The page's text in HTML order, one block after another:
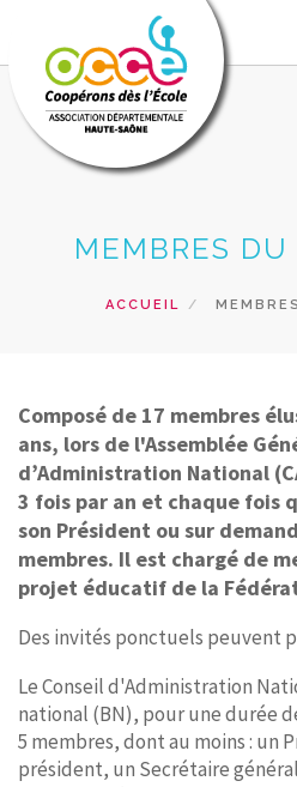
L'OCCE 70
PRETS ET SERVICES
RECHERCHER
CONTACT
MEMBRES
ACCUEIL
Composé de 17 membres
ans, lors de l'Assemblée
d’Administration National
3 fois par an et chaque fois
son Président ou sur
membres. Il est chargé de
projet éducatif de la
Des invités ponctuels peuvent
Le Conseil d'Administration
national (BN), pour une durée
5 membres, dont au moins : un
président, un Secrétaire